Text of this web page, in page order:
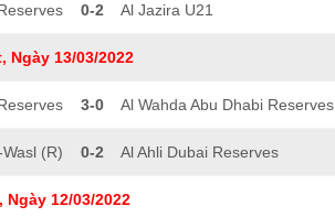
0-2 Al Jazira U21
Ngày 13/03/2022
3-0 Al Wahda Abu Dhabi Reserves
Wasl (R) 0-2 Al Ahli Dubai Reserves
Ngày 12/03/2022